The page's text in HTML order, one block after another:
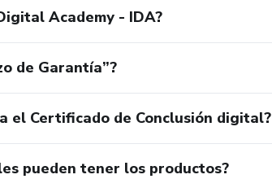
Academy - IDA?
de Garantía”?
el Certificado de Conclusión digital?
pueden tener los productos?